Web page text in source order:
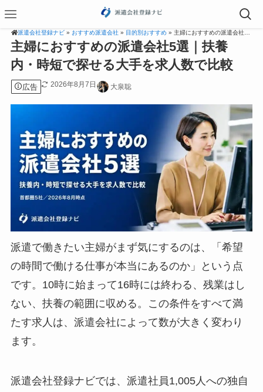
派遣会社登録ナビ » おすすめ派遣会社 » 目的別おすすめ » 主婦におすすめの派遣会社5選｜扶養内・時短で探せる大手を求人数で比較
主婦におすすめの派遣会社5選｜扶養
内・時短で探せる大手を求人数で比較
広告 2026年8月7日 大泉聡
派遣で働きたい主婦がまず気にするのは、「希望
の時間で働ける仕事が本当にあるのか」という点
です。10時に始まって16時には終わる、残業はし
ない、扶養の範囲に収める。この条件をすべて満
たす求人は、派遣会社によって数が大きく変わり
ます。
派遣会社登録ナビでは、派遣社員1,005人への独自